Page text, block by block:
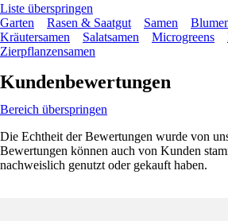
Liste überspringen
Garten
Rasen & Saatgut Samen
Kräutersamen
Salatsamen Microgreens
Zierpflanzensamen
Kundenbewertungen
Bereich überspringen
Die Echtheit der Bewertungen wurde von
Bewertungen können auch von Kunden
nachweislich genutzt oder gekauft haben.